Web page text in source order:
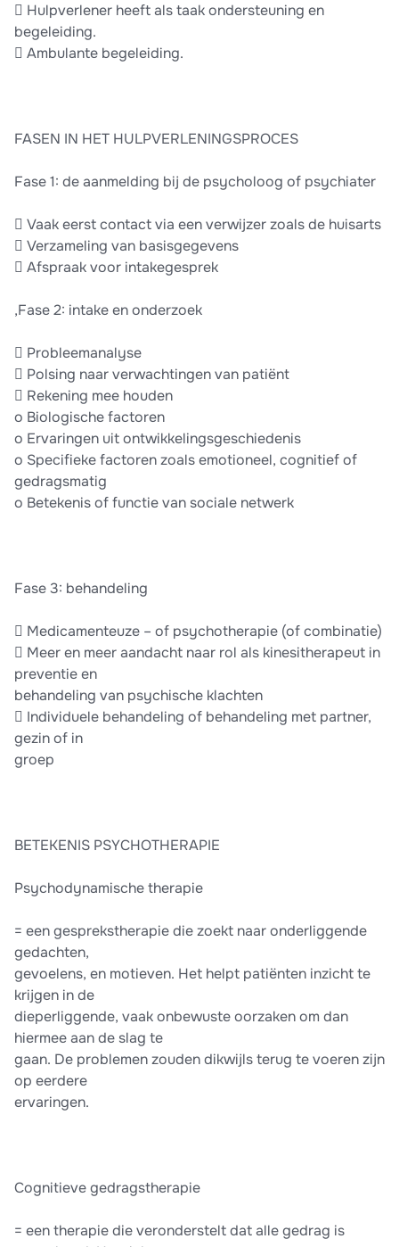
 Hulpverlener heeft als taak ondersteuning en
begeleiding.
 Ambulante begeleiding.
FASEN IN HET HULPVERLENINGSPROCES
Fase 1: de aanmelding bij de psycholoog of psychiater
 Vaak eerst contact via een verwijzer zoals de huisarts
 Verzameling van basisgegevens
 Afspraak voor intakegesprek
,Fase 2: intake en onderzoek
 Probleemanalyse
 Polsing naar verwachtingen van patiënt
 Rekening mee houden
o Biologische factoren
o Ervaringen uit ontwikkelingsgeschiedenis
o Specifieke factoren zoals emotioneel, cognitief of
gedragsmatig
o Betekenis of functie van sociale netwerk
Fase 3: behandeling
 Medicamenteuze – of psychotherapie (of combinatie)
 Meer en meer aandacht naar rol als kinesitherapeut in
preventie en
behandeling van psychische klachten
 Individuele behandeling of behandeling met partner,
gezin of in
groep
BETEKENIS PSYCHOTHERAPIE
Psychodynamische therapie
= een gesprekstherapie die zoekt naar onderliggende
gedachten,
gevoelens, en motieven. Het helpt patiënten inzicht te
krijgen in de
dieperliggende, vaak onbewuste oorzaken om dan
hiermee aan de slag te
gaan. De problemen zouden dikwijls terug te voeren zijn
op eerdere
ervaringen.
Cognitieve gedragstherapie
= een therapie die veronderstelt dat alle gedrag is